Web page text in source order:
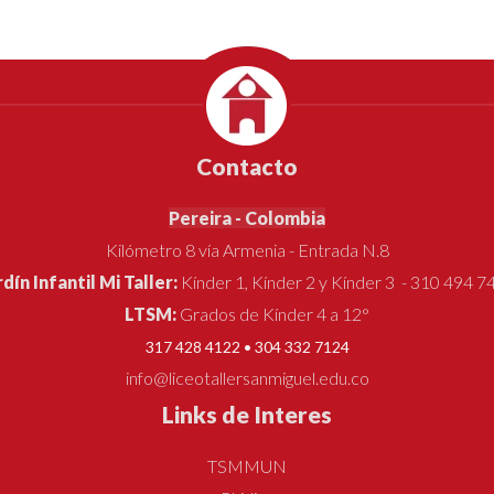
Contacto
Pereira - Colombia
Kilómetro 8 vía Armenia - Entrada N.8
Infantil Mi Taller: Kínder 1, Kínder 2 y Kínder 3 - 310 494
LTSM: Grados de Kínder 4 a 12°
317 428 4122 • 304 332 7124
info@liceotallersanmiguel.edu.co
Links de Interes
TSMMUN